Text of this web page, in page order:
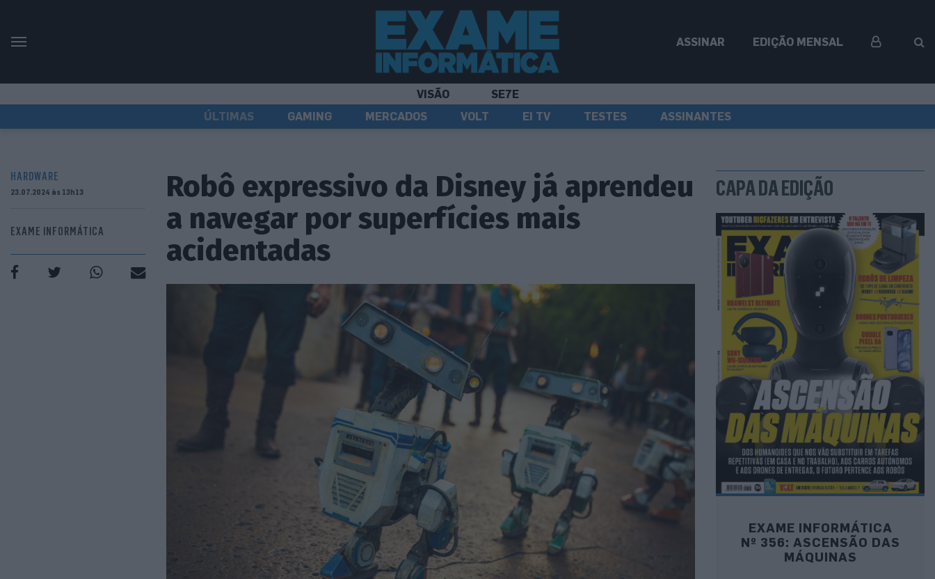
ASSINAR EDIÇÃO MENSAL
VISÃO
SE7E
ÚLTIMAS
GAMING MERCADOS VOLT EI TV TESTES ASSINANTES
HARDWARE
23.07.2024 às 13h13
EXAME INFORMÁTICA
Robô expressivo da Disney já aprendeu
a navegar por superfícies mais
acidentadas
CAPA DA EDIÇÃO
EXAME INFORMÁTICA
Nº 356: ASCENSÃO DAS
MÁQUINAS